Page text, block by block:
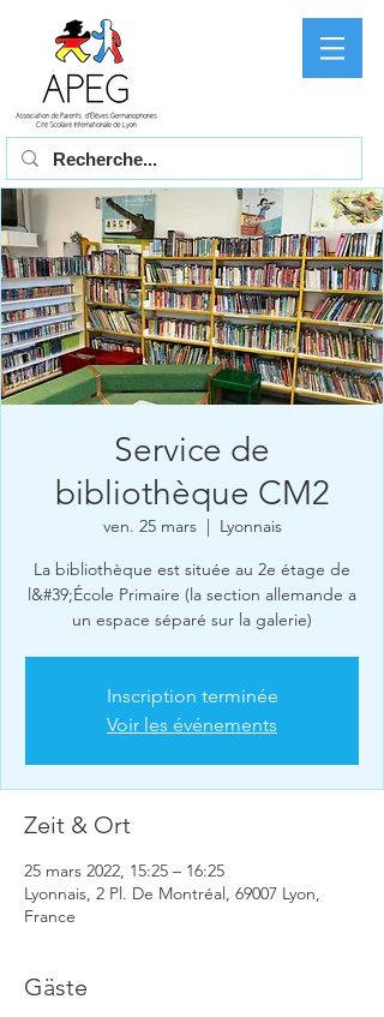
Service de
bibliothèque CM2
ven. 25 mars
  |
Lyonnais
La bibliothèque est située au 2e étage de
l&#39;École Primaire (la section allemande a
un espace séparé sur la galerie)
Inscription terminée
Voir les événements
Zeit & Ort
25 mars 2022, 15:25 – 16:25
Lyonnais, 2 Pl. De Montréal, 69007 Lyon,
France
Gäste